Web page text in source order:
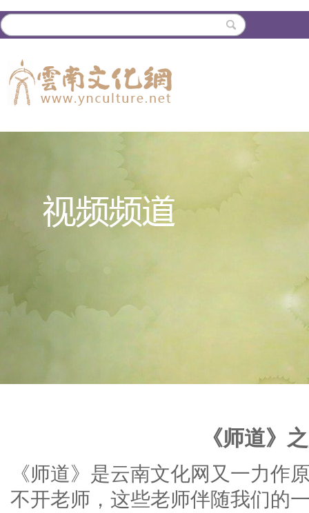
《师道》
《师道》是云南文化网又一力作
不开老师，这些老师伴随我们的